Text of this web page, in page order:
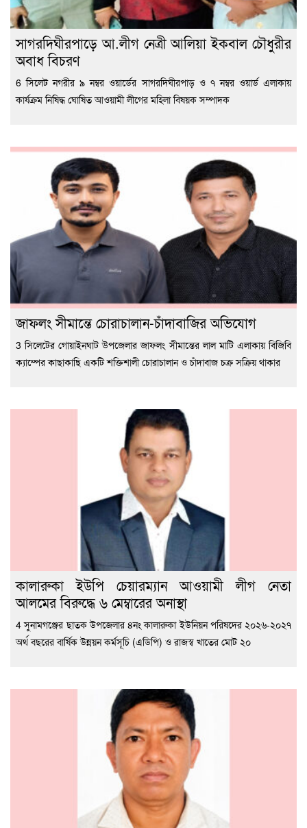
সাগরদিঘীরপাড়ে আ.লীগ নেত্রী আলিয়া ইকবাল চৌধুরীর
অবাধ বিচরণ
6 সিলেট নগরীর ৯ নম্বর ওয়ার্ডের সাগরদিঘীরপাড় ও ৭ নম্বর ওয়ার্ড এলাকায়
কার্যক্রম নিষিদ্ধ ঘোষিত আওয়ামী লীগের মহিলা বিষয়ক সম্পাদক
জাফলং সীমান্তে চোরাচালান-চাঁদাবাজির অভিযোগ
3 সিলেটের গোয়াইনঘাট উপজেলার জাফলং সীমান্তের লাল মাটি এলাকায় বিজিবি
ক্যাম্পের কাছাকাছি একটি শক্তিশালী চোরাচালান ও চাঁদাবাজ চক্র সক্রিয় থাকার
কালারুকা ইউপি চেয়ারম্যান আওয়ামী লীগ নেতা
আলমের বিরুদ্ধে ৬ মেম্বারের অনাস্থা
4 সুনামগঞ্জের ছাতক উপজেলার ৪নং কালারুকা ইউনিয়ন পরিষদের ২০২৬-২০২৭
অর্থ বছরের বার্ষিক উন্নয়ন কর্মসূচি (এডিপি) ও রাজস্ব খাতের মোট ২০